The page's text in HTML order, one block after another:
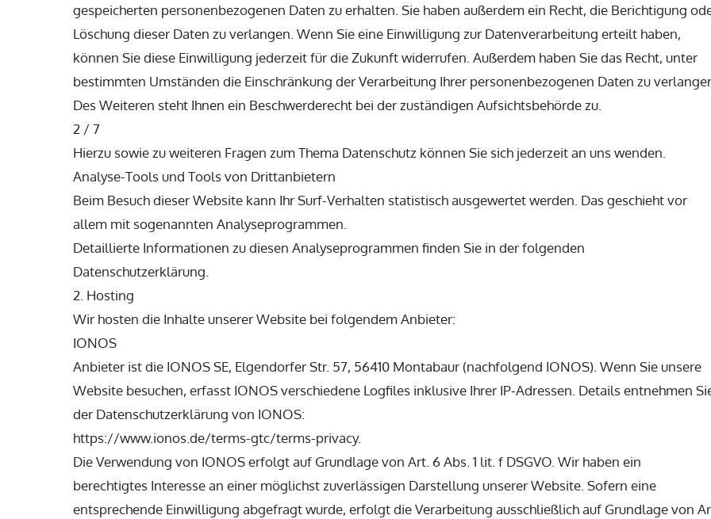
gespeicherten personenbezogenen Daten zu erhalten. Sie haben außerdem ein Recht, die Berichtigung
Löschung dieser Daten zu verlangen. Wenn Sie eine Einwilligung zur Datenverarbeitung erteilt haben,
können Sie diese Einwilligung jederzeit für die Zukunft widerrufen. Außerdem haben Sie das Recht, unter
bestimmten Umständen die Einschränkung der Verarbeitung Ihrer personenbezogenen Daten zu
Des Weiteren steht Ihnen ein Beschwerderecht bei der zuständigen Aufsichtsbehörde zu.
2 / 7
Hierzu sowie zu weiteren Fragen zum Thema Datenschutz können Sie sich jederzeit an uns wenden.
Analyse-Tools und Tools von Drittanbietern
Beim Besuch dieser Website kann Ihr Surf-Verhalten statistisch ausgewertet werden. Das geschieht vor
allem mit sogenannten Analyseprogrammen.
Detaillierte Informationen zu diesen Analyseprogrammen finden Sie in der folgenden
Datenschutzerklärung.
2. Hosting
Wir hosten die Inhalte unserer Website bei folgendem Anbieter:
IONOS
Anbieter ist die IONOS SE, Elgendorfer Str. 57, 56410 Montabaur (nachfolgend IONOS). Wenn Sie unsere
Website besuchen, erfasst IONOS verschiedene Logfiles inklusive Ihrer IP-Adressen. Details entnehmen
der Datenschutzerklärung von IONOS:
https://www.ionos.de/terms-gtc/terms-privacy.
Die Verwendung von IONOS erfolgt auf Grundlage von Art. 6 Abs. 1 lit. f DSGVO. Wir haben ein
berechtigtes Interesse an einer möglichst zuverlässigen Darstellung unserer Website. Sofern eine
entsprechende Einwilligung abgefragt wurde, erfolgt die Verarbeitung ausschließlich auf Grundlage von